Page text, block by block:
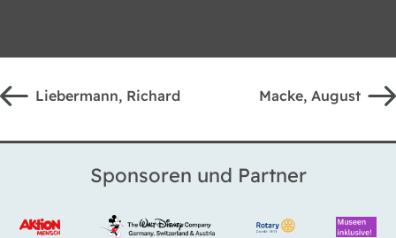
Liebermann, Richard Macke, August
Sponsoren und Partner